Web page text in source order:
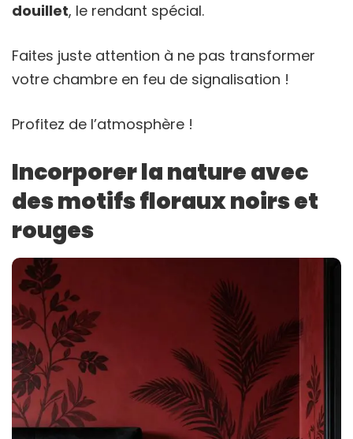
douillet, le rendant spécial.
Faites juste attention à ne pas transformer
votre chambre en feu de signalisation !
Profitez de l’atmosphère !
Incorporer la nature avec
des motifs floraux noirs et
rouges